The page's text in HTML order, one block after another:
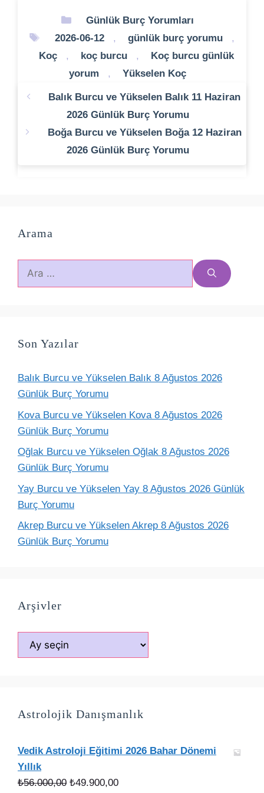
Kategoriler
Günlük Burç Yorumları
Etiketler
2026-06-12 , günlük burç yorumu
,
Koç
, koç burcu ,
Koç burcu günlük
yorum
, Yükselen Koç
Balık Burcu ve Yükselen Balık 11 Haziran
2026 Günlük Burç Yorumu
Boğa Burcu ve Yükselen Boğa 12 Haziran
2026 Günlük Burç Yorumu
Arama
için
Son Yazılar
Balık Burcu ve Yükselen Balık 8 Ağustos 2026
Günlük Burç Yorumu
Kova Burcu ve Yükselen Kova 8 Ağustos 2026
Günlük Burç Yorumu
Oğlak Burcu ve Yükselen Oğlak 8 Ağustos 2026
Günlük Burç Yorumu
Yay Burcu ve Yükselen Yay 8 Ağustos 2026 Günlük
Burç Yorumu
Akrep Burcu ve Yükselen Akrep 8 Ağustos 2026
Günlük Burç Yorumu
Arşivler
Arşivler
Astrolojik Danışmanlık
Vedik Astroloji Eğitimi 2026 Bahar Dönemi
Yıllık
₺56.000,00 Orijinal
₺49.900,00Şu